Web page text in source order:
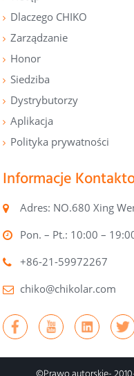
Dlaczego CHIKO
Zarządzanie
Honor
Siedziba
Dystrybutorzy
Aplikacja
Polityka prywatności
Informacje
Adres: NO.680 Xing
Pon. – Pt.: 10:00 –
+86-21-59972267
chiko@chikolar.com
©Prawo autorskie-